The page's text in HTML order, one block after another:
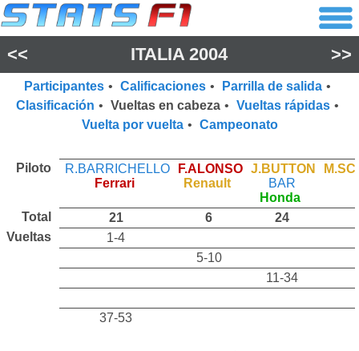
<< ITALIA 2004 >>
Participantes • Calificaciones • Parrilla de salida •
Clasificación • Vueltas en cabeza • Vueltas rápidas •
Vuelta por vuelta • Campeonato
Piloto
R.BARRICHELLO
Ferrari
F.ALONSO
Renault
J.BUTTON
BAR
Honda
Total 21 6
24
Vueltas
1-4
5-10
11-34
37-53